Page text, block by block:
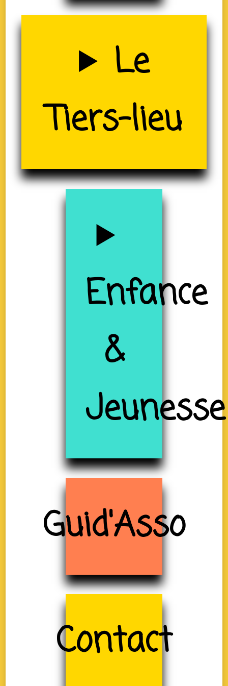
Uzerche
(19)
Le
Tiers-lieu
Enfance
&
Jeunesse
Guid'Asso
Contact